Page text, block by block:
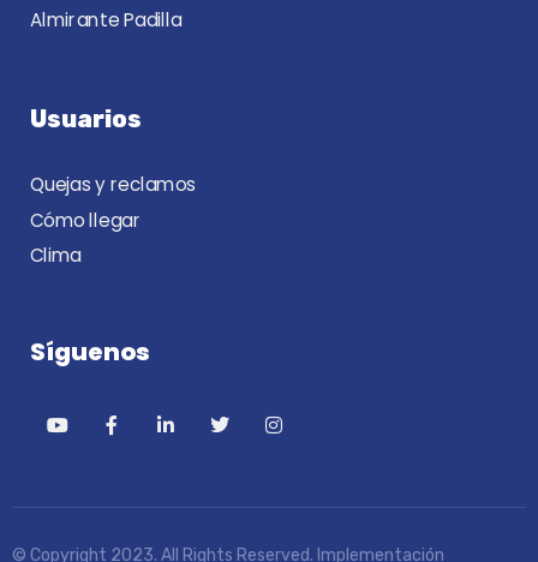
Almirante Padilla
Usuarios
Quejas y reclamos
Cómo llegar
Clima
Síguenos
© Copyright 2023. All Rights Reserved. Implementación